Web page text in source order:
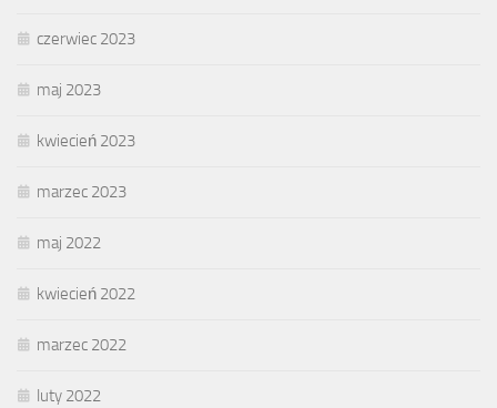
czerwiec 2023
maj 2023
kwiecień 2023
marzec 2023
maj 2022
kwiecień 2022
marzec 2022
luty 2022